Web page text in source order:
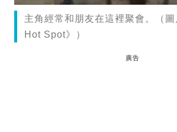
主角經常和朋友在這裡聚會。（
Hot Spot》）
廣告